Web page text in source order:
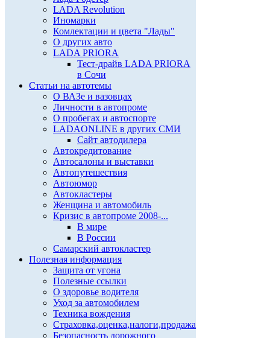
LADA Revolution
Иномарки
Комлектации и цвета "Лады"
О других авто
LADA PRIORA
Тест-драйв LADA PRIORA
в Сочи
Статьи на автотемы
О ВАЗе и вазовцах
Личности в автопроме
О пробегах и автоспорте
LADAONLINE в других СМИ
Сайт автодилера
Автокредитование
Автосалоны и выставки
Автопутешествия
Автоюмор
Автокластеры
Женщина и автомобиль
Кризис в автопроме 2008-...
В мире
В России
Самарский автокластер
Полезная информация
Защита от угона
Полезные ссылки
О здоровье водителя
Уход за автомобилем
Техника вождения
Страховка,оценка,налоги,продажа
Безопасность дорожного